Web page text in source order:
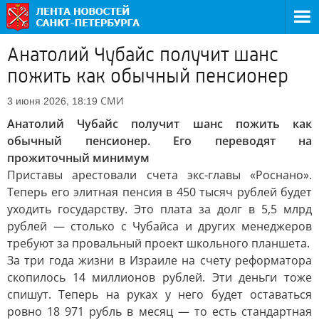
Анатолий Чубайс получит шанс
пожить как обычный пенсионер
3 июня 2026, 18:19 СМИ
Анатолий Чубайс получит шанс пожить как
обычный пенсионер. Его переводят на
прожиточный минимум
Приставы арестовали счета экс-главы «Роснано».
Теперь его элитная пенсия в 450 тысяч рублей будет
уходить государству. Это плата за долг в 5,5 млрд
рублей — столько с Чубайса и других менеджеров
требуют за провальный проект школьного планшета.
За три года жизни в Израиле на счету реформатора
скопилось 14 миллионов рублей. Эти деньги тоже
спишут. Теперь на руках у него будет оставаться
ровно 18 971 рубль в месяц — то есть стандартная